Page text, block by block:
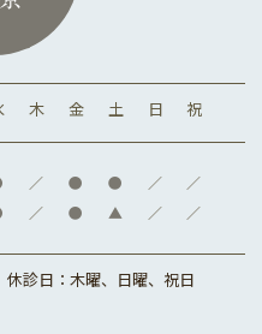
木 金 土 日 祝
／ ● ● ／ ／
／ ● ▲ ／ ／
診日：木曜、日曜、祝日